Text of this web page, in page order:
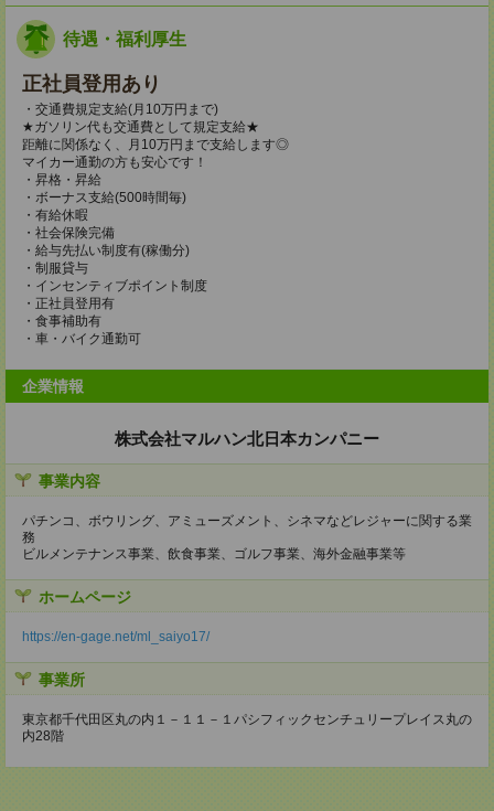
待遇・福利厚生
正社員登用あり
・交通費規定支給(月10万円まで)
★ガソリン代も交通費として規定支給★
距離に関係なく、月10万円まで支給します◎
マイカー通勤の方も安心です！
・昇格・昇給
・ボーナス支給(500時間毎)
・有給休暇
・社会保険完備
・給与先払い制度有(稼働分)
・制服貸与
・インセンティブポイント制度
・正社員登用有
・食事補助有
・車・バイク通勤可
企業情報
株式会社マルハン北日本カンパニー
事業内容
パチンコ、ボウリング、アミューズメント、シネマなどレジャーに関する業
務
ビルメンテナンス事業、飲食事業、ゴルフ事業、海外金融事業等
ホームページ
https://en-gage.net/ml_saiyo17/
事業所
東京都千代田区丸の内１－１１－１パシフィックセンチュリープレイス丸の
内28階